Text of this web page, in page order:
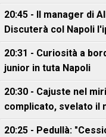
20:45 - Il manager di
Discuterà col Napoli
20:31 - Curiosità a
junior in tuta Napoli
20:30 - Cajuste nel
complicato, svelato il
20:25 - Pedullà: